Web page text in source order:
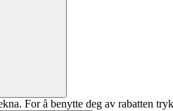
For å benytte deg av rabatten